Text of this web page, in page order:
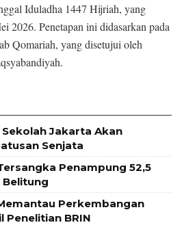
Iduladha 1447 Hijriah, yang
2026. Penetapan ini didasarkan pada
Qomariah, yang disetujui oleh
Sekolah Jakarta Akan
Senjata
Penampung 52,5
Belitung
Perkembangan
Penelitian BRIN